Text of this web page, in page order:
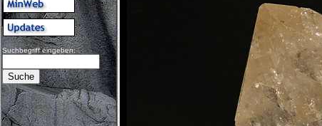
Suchbegriff eingeben: